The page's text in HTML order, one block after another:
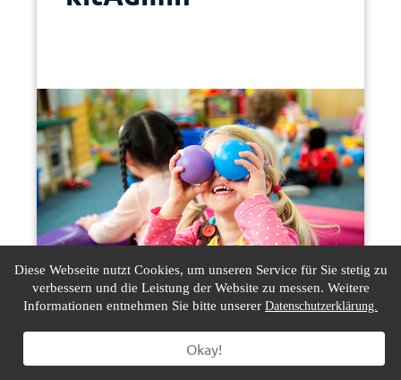
Diese Webseite nutzt Cookies, um unseren Service für Sie stetig zu
verbessern und die Leistung der Website zu messen. Weitere
Informationen entnehmen Sie bitte unserer Datenschutzerklärung.
Okay!